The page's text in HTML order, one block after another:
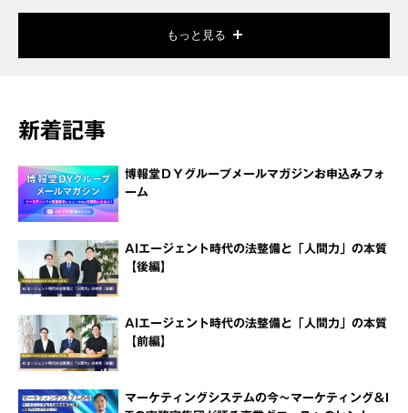
もっと見る
新着記事
博報堂ＤＹグループメールマガジンお申込みフォ
ーム
AIエージェント時代の法整備と「人間力」の本質
【後編】
AIエージェント時代の法整備と「人間力」の本質
【前編】
マーケティングシステムの今～マーケティング＆I